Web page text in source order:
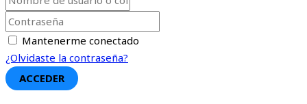
Mantenerme conectado
¿Olvidaste la contraseña?
ACCEDER